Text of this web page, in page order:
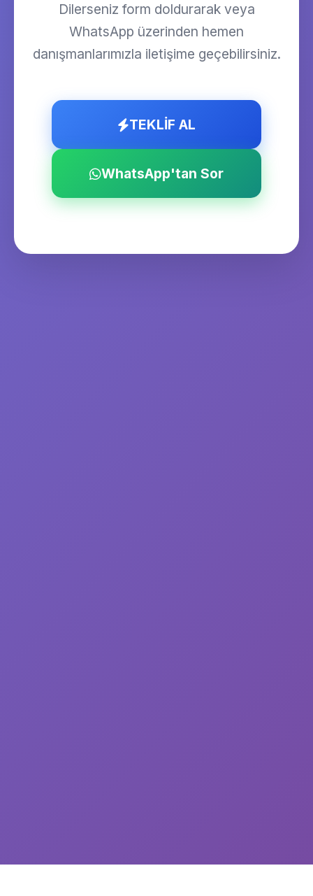
Dilerseniz form doldurarak veya
WhatsApp üzerinden hemen
danışmanlarımızla iletişime geçebilirsiniz.
TEKLİF AL
WhatsApp'tan Sor